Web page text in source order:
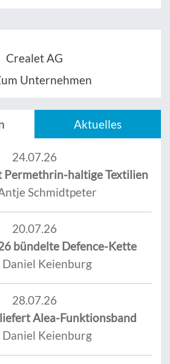
Crealet AG
Unternehmen
Aktuelles
24.07.26
Permethrin-haltige Textilien
Schmidtpeter
20.07.26
bündelte Defence-Kette
Keienburg
28.07.26
Alea-Funktionsband
Keienburg